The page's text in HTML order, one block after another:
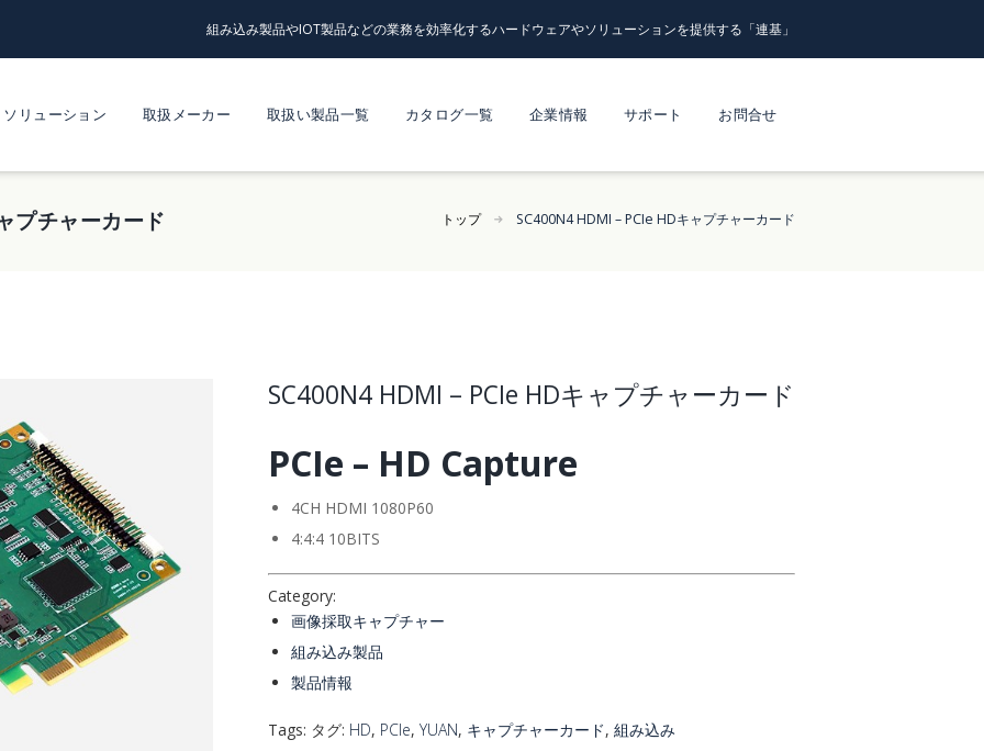
組み込み製品やIOT製品などの業務を効率化するハードウェアやソリューションを提供する「連基」
ソリューション 取扱メーカー 取扱い製品一覧 カタログ一覧 企業情報 サポート お問合せ
プチャーカード トップ SC400N4 HDMI – PCIe HDキャプチャーカード
SC400N4 HDMI – PCIe HDキャプチャーカード
PCIe – HD Capture
4CH HDMI 1080P60
4:4:4 10BITS
Category:
画像採取キャプチャー
組み込み製品
製品情報
Tags: タグ: HD, PCIe, YUAN, キャプチャーカード, 組み込み